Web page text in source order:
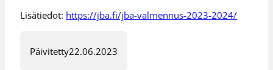
Lisätiedot: https://jba.fi/jba-valmennus-2023-2024/
Päivitetty22.06.2023